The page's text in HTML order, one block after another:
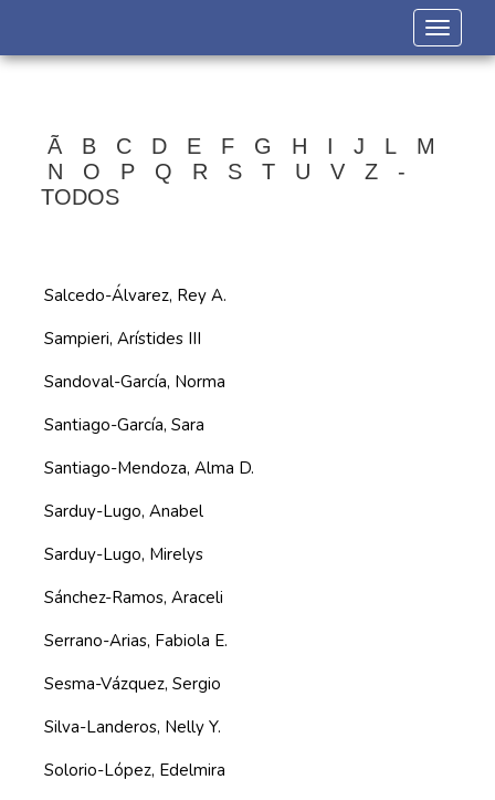
Toggle
Ã B C D E F G H I J L
M
N
O P Q R S T U V Z
-
TODOS
Salcedo-Álvarez, Rey A.
Sampieri, Arístides III
Sandoval-García, Norma
Santiago-García, Sara
Santiago-Mendoza, Alma D.
Sarduy-Lugo, Anabel
Sarduy-Lugo, Mirelys
Sánchez-Ramos, Araceli
Serrano-Arias, Fabiola E.
Sesma-Vázquez, Sergio
Silva-Landeros, Nelly Y.
Solorio-López, Edelmira